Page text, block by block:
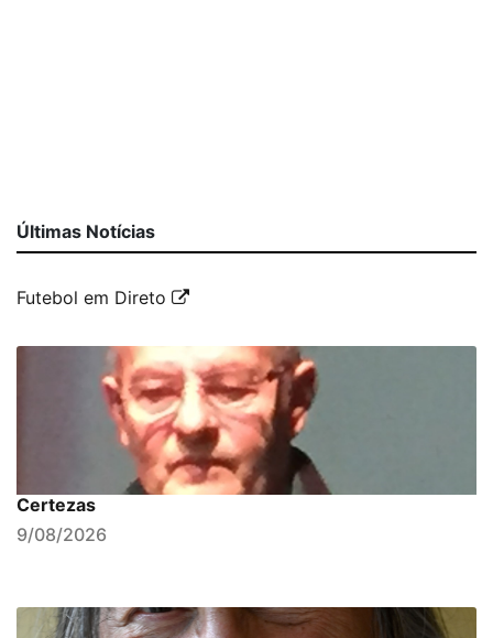
Últimas Notícias
Futebol em Direto
Certezas
9/08/2026